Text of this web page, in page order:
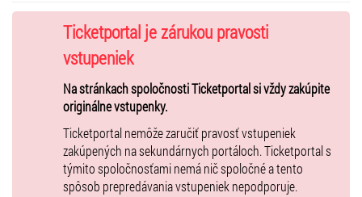
zahrať celý príbeh Petruchia a Kataríny jednému alkoholikovi.
V našej interpretácií tento alkoholik, spustí čarovný svet fiktívnej
zašlej kočovnej hereckej skupiny a téma divadla na divadle sa stáva
ďalším zdrojom zábavy a nečakaných udalostí.
Je táto najkontroverznejšia komédia autora len bujará divadelná
fraška alebo gendrovo nekorektný text o manželstve? Je žena len
bezbrannou a mužovi poslušnou bytosťou? Môžeme sa pýtať, či
Petruchio Katarínu ozaj skrotil, či jej pokora nie je iba jednou z
metamorfóz ženskej neskrotiteľnosti, či krotenie čertice nebolo
krotením čerta...
Ticketportal je zárukou pravosti
vstupeniek
Na stránkach spoločnosti Ticketportal si vždy zakúpite
originálne vstupenky.
Ticketportal nemôže zaručiť pravosť vstupeniek
zakúpených na sekundárnych portáloch. Ticketportal s
týmito spoločnosťami nemá nič spoločné a tento
spôsob prepredávania vstupeniek nepodporuje.